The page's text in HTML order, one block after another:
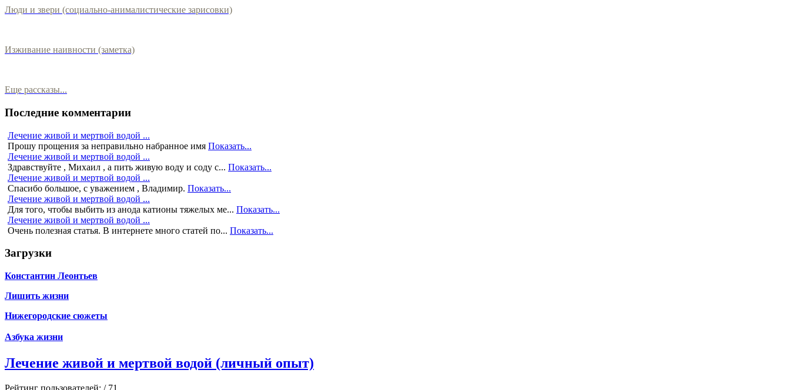
Люди и звери (социально-анималистические зарисовки)
Изживание наивности (заметка)
Еще рассказы...
Последние комментарии
Лечение живой и мертвой водой ...
Прошу прощения за неправильно набранное имя Показать...
Лечение живой и мертвой водой ...
Здравствуйте , Михаил , а пить живую воду и соду с... Показать...
Лечение живой и мертвой водой ...
Спасибо большое, с уважением , Владимир. Показать...
Лечение живой и мертвой водой ...
Для того, чтобы выбить из анода катионы тяжелых ме... Показать...
Лечение живой и мертвой водой ...
Очень полезная статья. В интернете много статей по... Показать...
Загрузки
Константин Леонтьев
Лишить жизни
Нижегородские сюжеты
Азбука жизни
Лечение живой и мертвой водой (личный опыт)
Рейтинг пользователей: / 71